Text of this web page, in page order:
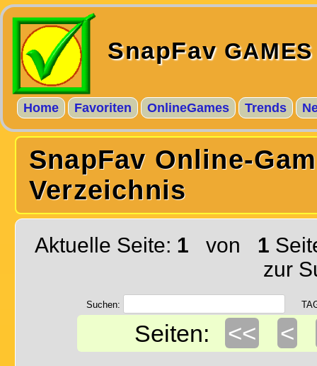
SnapFavGAMES
Home Favoriten OnlineGames Trends
SnapFav Online-
Verzeichnis
Aktuelle Seite: 1 von 1
zur
Suchen:
Seiten: << <